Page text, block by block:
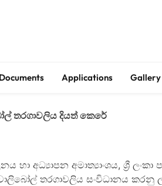
Documents Applications Gallery
තරගාවලිය දියත් කෙරේ
හා අධ්‍යාපන අමාත්‍යාංශය, ශ්‍රී
තරගාවලිය සංවිධානය කරනු